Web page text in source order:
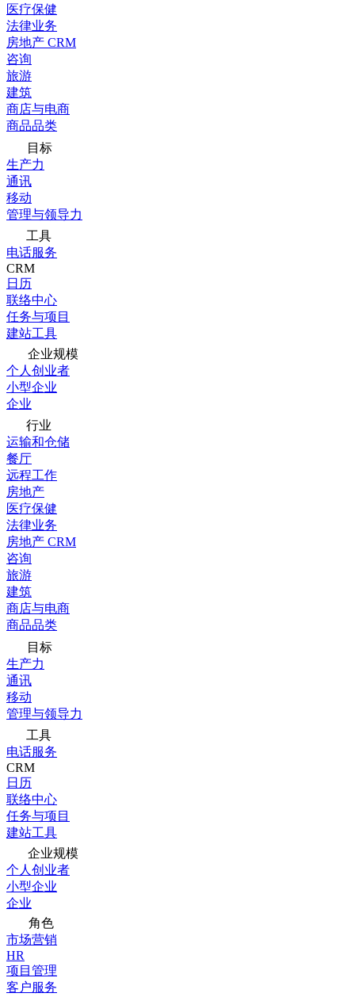
医疗保健
法律业务
房地产 CRM
咨询
旅游
建筑
商店与电商
商品品类
目标
生产力
通讯
移动
管理与领导力
工具
电话服务
CRM
日历
联络中心
任务与项目
建站工具
企业规模
个人创业者
小型企业
企业
行业
运输和仓储
餐厅
远程工作
房地产
医疗保健
法律业务
房地产 CRM
咨询
旅游
建筑
商店与电商
商品品类
目标
生产力
通讯
移动
管理与领导力
工具
电话服务
CRM
日历
联络中心
任务与项目
建站工具
企业规模
个人创业者
小型企业
企业
角色
市场营销
HR
项目管理
客户服务